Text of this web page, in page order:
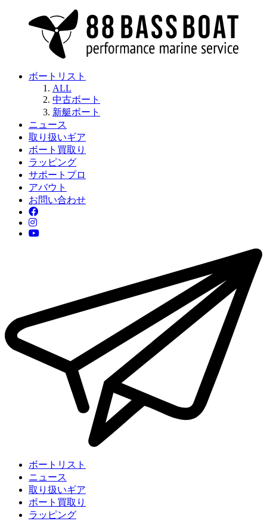
ボートリスト
ALL
中古ボート
新艇ボート
ニュース
取り扱いギア
ボート買取り
ラッピング
サポートプロ
アバウト
お問い合わせ
ボートリスト
ニュース
取り扱いギア
ボート買取り
ラッピング